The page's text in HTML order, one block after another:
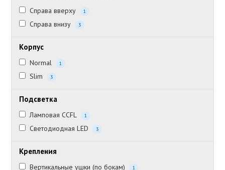
Справа вверху 1
Справа внизу 3
Корпус
Normal 1
Slim 3
Подсветка
Ламповая CCFL 1
Светодиодная LED 3
Крепления
Вертикальные ушки (по бокам) 1